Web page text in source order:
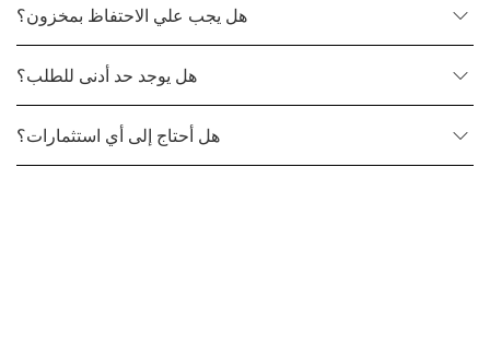
هل يجب علي الاحتفاظ بمخزون؟
هل يوجد حد أدنى للطلب؟
هل أحتاج إلى أي استثمارات؟